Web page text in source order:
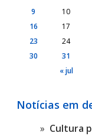
9
10
16
17
23
24
30
31
« jul
Notícias em
Cultura